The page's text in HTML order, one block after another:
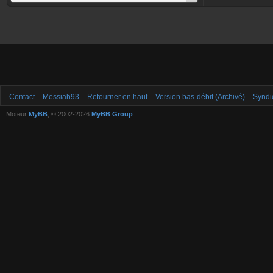
Contact Messiah93 Retourner en haut Version bas-débit (Archivé)
Moteur MyBB , © 2002-2026 MyBB Group